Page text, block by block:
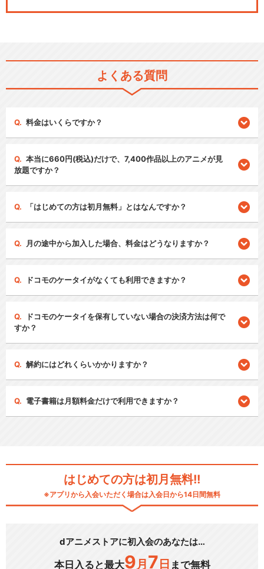
よくある質問
料金はいくらですか？
本当に660円(税込)だけで、7,400作品以上のアニメが見
放題ですか？
「はじめての方は初月無料」とはなんですか？
月の途中から加入した場合、料金はどうなりますか？
ドコモのケータイがなくても利用できますか？
ドコモのケータイを保有していない場合の決済方法は何で
すか？
解約にはどれくらいかかりますか？
電子書籍は月額料金だけで利用できますか？
はじめての方は初月無料!!
※アプリから入会いただく場合は入会日から14日間無料
dアニメストアに初入会のあなたは…
本日入ると最大9 月 7 日 まで無料